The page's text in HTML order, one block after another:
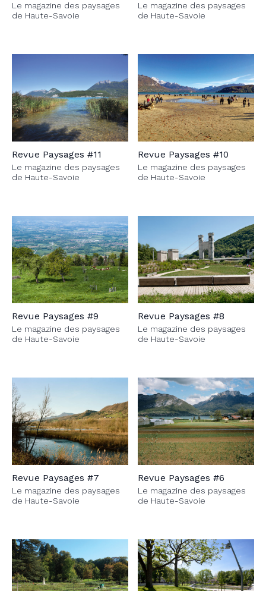
Le magazine des paysages
de Haute-Savoie
Le magazine des paysages
de Haute-Savoie
Revue Paysages #11
Le magazine des paysages
de Haute-Savoie
Revue Paysages #10
Le magazine des paysages
de Haute-Savoie
Revue Paysages #9
Le magazine des paysages
de Haute-Savoie
Revue Paysages #8
Le magazine des paysages
de Haute-Savoie
Revue Paysages #7
Le magazine des paysages
de Haute-Savoie
Revue Paysages #6
Le magazine des paysages
de Haute-Savoie